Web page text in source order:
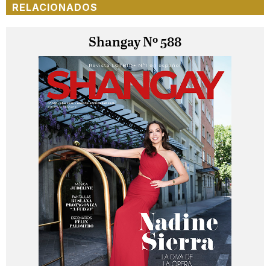
RELACIONADOS
Shangay Nº 588